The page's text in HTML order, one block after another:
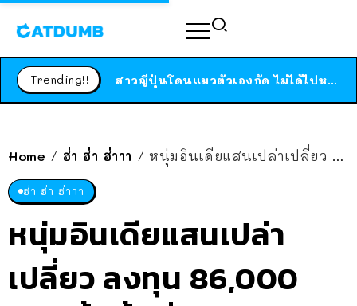
Trending!! ได้เวลาเด็กหนวดรวมตัว RF Online Next เปิดให้เล่นแล้ว เกม Sci-Fi MMORPG ระดับตำนาน เล่นได้ทั้งมือถือและ PC
Home / ฮ่า ฮ่า ฮ่าาา / หนุ่มอินเดียแสนเปล่าเปลี่ยว ลงทุน 86,000 บาท ซื้อพื้นที่โฆษณาหาภรรยา กลางสถานีรถไฟใต้ดิน
ฮ่า ฮ่า ฮ่าาา
หนุ่มอินเดียแสนเปล่า
เปลี่ยว ลงทุน 86,000